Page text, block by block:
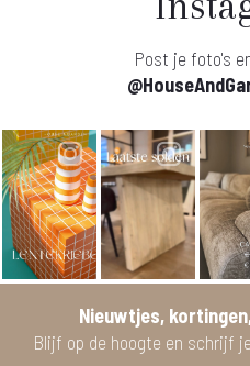
Post je foto's
Nieuwtjes,
Blijf op de hoogte en schrijf